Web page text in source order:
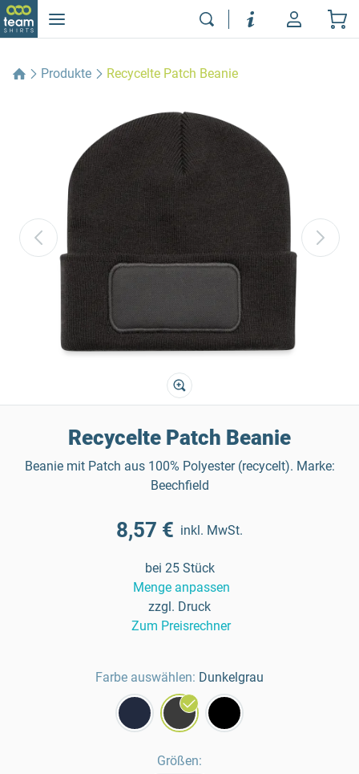
Produkte Recycelte Patch Beanie
Recycelte Patch Beanie
Beanie mit Patch aus 100% Polyester (recycelt). Marke:
Beechfield
8,57 € inkl. MwSt.
bei 25 Stück
Menge anpassen
zzgl. Druck
Zum Preisrechner
Farbe auswählen: Dunkelgrau
Größen: